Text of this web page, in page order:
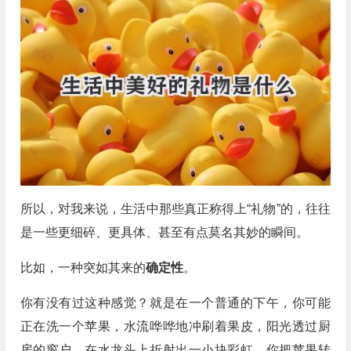
所以，对我来说，生活中那些真正称得上“礼物”的，往往
是一些更细碎、更具体、甚至有点莫名其妙的瞬间。
比如，一种突如其来的确定性。
你有没有过这种感觉？就是在一个普通的下午，你可能
正在洗一个苹果，水流哗哗地冲刷着果皮，阳光透过厨